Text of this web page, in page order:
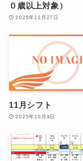
０歳以上対象）
2025年11月27日
11月シフト
2025年10月9日